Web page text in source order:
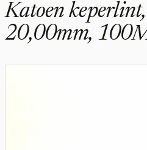
Katoen
20,00mm,